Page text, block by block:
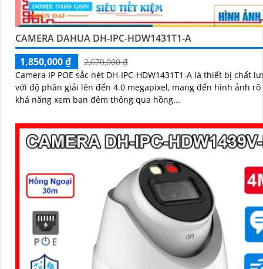
CAMERA DAHUA DH-IPC-HDW1431T1-A
1,850,000 ₫
2,670,000 ₫
Camera IP POE sắc nét DH-IPC-HDW1431T1-A là thiết bị chất
với độ phân giải lên đến 4.0 megapixel, mang đến hình ảnh rõ
khả năng xem ban đêm thông qua hồng...